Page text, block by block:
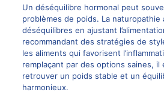
Un déséquilibre hormonal peut
problèmes de poids. La naturopathie
déséquilibres en ajustant
recommandant des stratégies de
les aliments qui favorisent
remplaçant par des options saines, il
retrouver un poids stable et un
harmonieux.